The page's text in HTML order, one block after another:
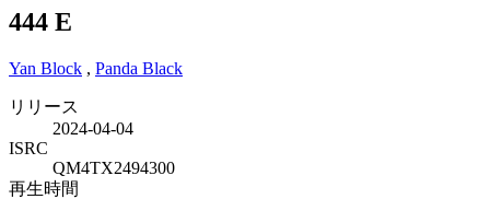
444 E
Yan Block , Panda Black
リリース
2024-04-04
ISRC
QM4TX2494300
再生時間